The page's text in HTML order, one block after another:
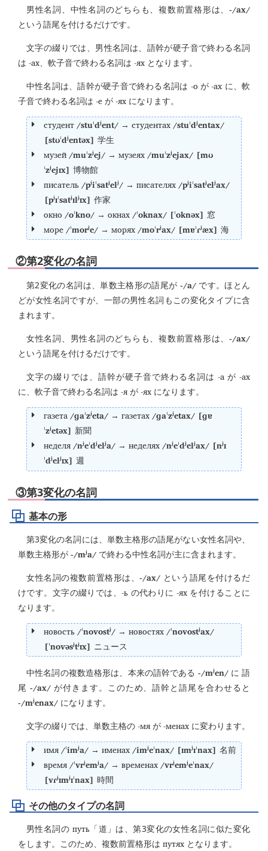
男性名詞、中性名詞のどちらも、複数前置格形は、 -/ax/
という語尾を付けるだけです。
文字の綴りでは、男性名詞は、語幹が硬子音で終わる名詞
は -ах、軟子音で終わる名詞は -ях となります。
中性名詞は、語幹が硬子音で終わる名詞は -о が-ах に、軟
子音で終わる名詞は -е が -ях になります。
студент/stuˈdʲent/→ студентах/stuˈdʲentax/
[stʊˈdʲentəx] 学生
музей/muˈzʲej/→ музеях/muˈzʲejax/ [mʊ
ˈzʲejɪx] 博物館
писатель/pʲiˈsatʲelʲ/→ писателях/pʲiˈsatʲelʲax/
[pʲɪˈsatʲɪlʲɪx] 作家
окно /oˈkno/→ окнах/ˈoknax/ [ˈoknəx] 窓
море/ˈmorʲe/→ морях/moˈrʲax/ [mɐˈɾʲæx] 海
②第2変化の名詞
第2変化の名詞は、単数主格形の語尾が -/a/です。ほとん
どが女性名詞ですが、一部の男性名詞もこの変化タイプに含
まれます。
女性名詞、男性名詞のどちらも、複数前置格形は、 -/ax/
という語尾を付けるだけです。
文字の綴りでは、語幹が硬子音で終わる名詞は -а が -ах
に、軟子音で終わる名詞は -я が -ях になります。
газета/ɡaˈzʲeta/→ газетах/ɡaˈzʲetax/ [ɡɐ
ˈzʲetəx] 新聞
неделя/nʲeˈdʲelʲa/→ неделях/nʲeˈdʲelʲax/ [nʲɪ
ˈdʲelʲɪx] 週
③第3変化の名詞
基本の形
第3変化の名詞には、単数主格形の語尾がない女性名詞や、
単数主格形が -/mʲa/ で終わる中性名詞が主に含まれます。
女性名詞の複数前置格形は、-/ax/ という語尾を付けるだ
けです。文字の綴りでは、-ь の代わりに-ях を付けることに
なります。
новость /ˈnovostʲ/→ новостях /ˈnovostʲax/
[ˈnovəsʲtʲɪx] ニュース
中性名詞の複数造格形は、本来の語幹である -/mʲen/に 語
尾 -/ax/が付きます。このため、語幹と語尾を合わせると
-/mʲenax/ になります。
文字の綴りでは、単数主格の -мя が -менах に変わります。
имя/ˈimʲa/→ именах/imʲeˈnax/ [ɪmʲɪˈnax] 名前
время/ˈvrʲemʲa/→ временах/vrʲemʲeˈnax/
[vɾʲɪmʲɪˈnax] 時間
その他のタイプの名詞
男性名詞の путь「道」は、第3変化の女性名詞に似た変化
をします。このため、複数前置格形は путях となります。